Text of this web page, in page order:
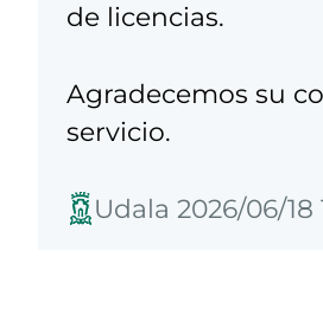
de licencias.
Agradecemos su
servicio.
Udala 2026/06/18